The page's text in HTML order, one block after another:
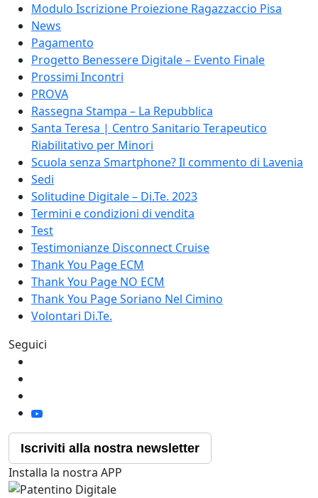
Modulo Iscrizione Proiezione Ragazzaccio Pisa
News
Pagamento
Progetto Benessere Digitale – Evento Finale
Prossimi Incontri
PROVA
Rassegna Stampa – La Repubblica
Santa Teresa | Centro Sanitario Terapeutico
Riabilitativo per Minori
Scuola senza Smartphone? Il commento di Lavenia
Sedi
Solitudine Digitale – Di.Te. 2023
Termini e condizioni di vendita
Test
Testimonianze Disconnect Cruise
Thank You Page ECM
Thank You Page NO ECM
Thank You Page Soriano Nel Cimino
Volontari Di.Te.
Seguici
Iscriviti alla nostra newsletter
Installa la nostra APP